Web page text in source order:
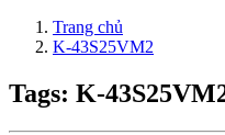
Trang chủ
K-43S25VM2
Tags: K-